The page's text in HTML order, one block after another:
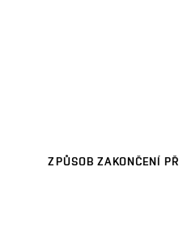
ZPŮSOB ZAKONČENÍ